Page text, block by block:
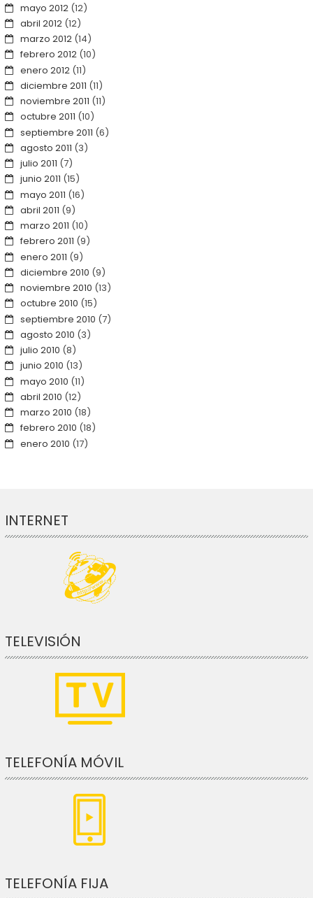
mayo 2012(12)
abril 2012(12)
marzo 2012(14)
febrero 2012(10)
enero 2012(11)
diciembre 2011 (11)
noviembre 2011 (11)
octubre 2011 (10)
septiembre 2011 (6)
agosto 2011 (3)
julio 2011 (7)
junio 2011 (15)
mayo 2011 (16)
abril 2011 (9)
marzo 2011 (10)
febrero 2011 (9)
enero 2011 (9)
diciembre 2010 (9)
noviembre 2010 (13)
octubre 2010 (15)
septiembre 2010 (7)
agosto 2010 (3)
julio 2010 (8)
junio 2010 (13)
mayo 2010 (11)
abril 2010 (12)
marzo 2010 (18)
febrero 2010 (18)
enero 2010 (17)
INTERNET
TELEVISIÓN
TELEFONÍA MÓVIL
TELEFONÍA FIJA